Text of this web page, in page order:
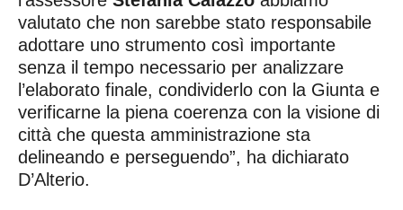
valutato che non sarebbe stato responsabile
adottare uno strumento così importante
senza il tempo necessario per analizzare
l’elaborato finale, condividerlo con la Giunta e
verificarne la piena coerenza con la visione di
città che questa amministrazione sta
delineando e perseguendo”, ha dichiarato
D’Alterio.